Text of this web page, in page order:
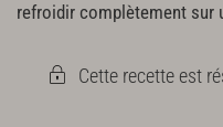
refroidir complètement sur
Cette recette est